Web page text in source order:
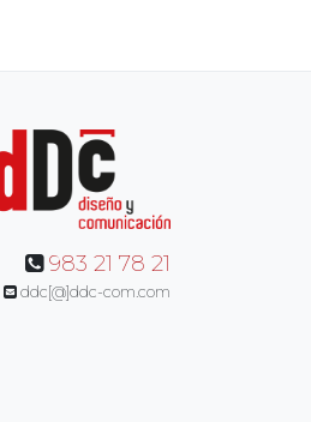
moriscos –
983 21 78 21
ddc[@]ddc-com.com